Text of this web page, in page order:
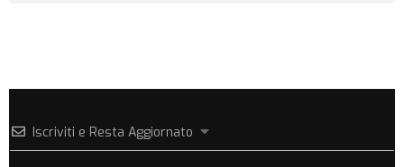
Iscriviti e Resta Aggiornato